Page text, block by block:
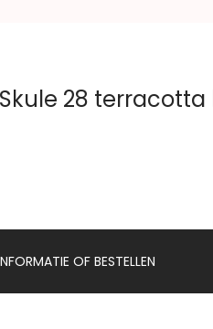
28
OF BESTELLEN